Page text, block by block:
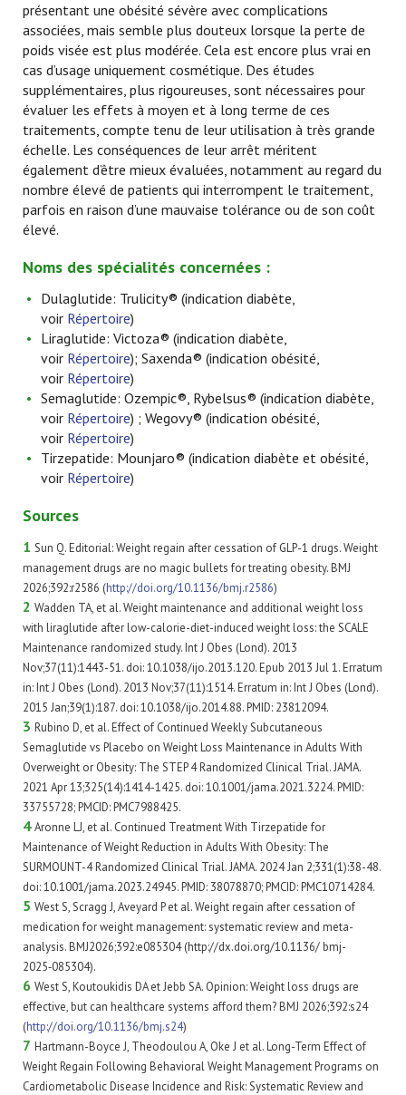
présentant une obésité sévère avec complications
associées, mais semble plus douteux lorsque la perte de
poids visée est plus modérée. Cela est encore plus vrai en
cas d’usage uniquement cosmétique. Des études
supplémentaires, plus rigoureuses, sont nécessaires pour
évaluer les effets à moyen et à long terme de ces
traitements, compte tenu de leur utilisation à très grande
échelle. Les conséquences de leur arrêt méritent
également d’être mieux évaluées, notamment au regard du
nombre élevé de patients qui interrompent le traitement,
parfois en raison d’une mauvaise tolérance ou de son coût
élevé.
Noms des spécialités concernées :
Dulaglutide: Trulicity® (indication diabète,
voir Répertoire)
Liraglutide: Victoza® (indication diabète,
voir Répertoire); Saxenda® (indication obésité,
voir Répertoire)
Semaglutide: Ozempic®, Rybelsus® (indication diabète,
voir Répertoire) ; Wegovy® (indication obésité,
voir Répertoire)
Tirzepatide: Mounjaro® (indication diabète et obésité,
voir Répertoire)
Sources
1 Sun Q. Editorial: Weight regain after cessation of GLP-1 drugs. Weight
management drugs are no magic bullets for treating obesity.BMJ
2026;392:r2586 (http://doi.org/10.1136/bmj.r2586)
2 Wadden TA, et al. Weight maintenance and additional weight loss
with liraglutide after low-calorie-diet-induced weight loss: the SCALE
Maintenance randomized study. Int J Obes (Lond). 2013
Nov;37(11):1443-51. doi: 10.1038/ijo.2013.120. Epub 2013 Jul 1. Erratum
in: Int J Obes (Lond). 2013 Nov;37(11):1514. Erratum in: Int J Obes (Lond).
2015 Jan;39(1):187. doi: 10.1038/ijo.2014.88. PMID: 23812094.
3 Rubino D, et al. Effect of Continued Weekly Subcutaneous
Semaglutide vs Placebo on Weight Loss Maintenance in Adults With
Overweight or Obesity: The STEP 4 Randomized Clinical Trial. JAMA.
2021 Apr 13;325(14):1414-1425. doi: 10.1001/jama.2021.3224. PMID:
33755728; PMCID: PMC7988425.
4 Aronne LJ, et al. Continued Treatment With Tirzepatide for
Maintenance of Weight Reduction in Adults With Obesity: The
SURMOUNT-4 Randomized Clinical Trial. JAMA. 2024 Jan 2;331(1):38-48.
doi: 10.1001/jama.2023.24945. PMID: 38078870; PMCID: PMC10714284.
5 West S, Scragg J, Aveyard P et al. Weight regain after cessation of
medication for weight management: systematic review and meta-
analysis.BMJ2026;392:e085304 (http://dx.doi.org/10.1136/ bmj-
2025‑085304).
6 West S, Koutoukidis DA et Jebb SA. Opinion: Weight loss drugs are
effective, but can healthcare systems afford them?BMJ 2026;392:s24
(http://doi.org/10.1136/bmj.s24)
7 Hartmann-Boyce J, Theodoulou A, Oke J et al. Long-Term Effect of
Weight Regain Following Behavioral Weight Management Programs on
Cardiometabolic Disease Incidence and Risk: Systematic Review and